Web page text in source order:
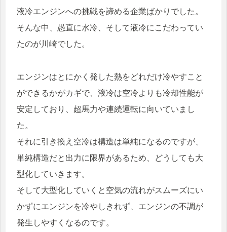
液冷エンジンへの挑戦を諦める企業ばかりでした。
そんな中、愚直に水冷、そして液冷にこだわってい
たのが川崎でした。
エンジンはとにかく発した熱をどれだけ冷やすこと
ができるかがカギで、液冷は空冷よりも冷却性能が
安定しており、超馬力や連続運転に向いていまし
た。
それに引き換え空冷は構造は単純になるのですが、
単純構造だと出力に限界があるため、どうしても大
型化していきます。
そして大型化していくと空気の流れがスムーズにい
かずにエンジンを冷やしきれず、エンジンの不調が
発生しやすくなるのです。